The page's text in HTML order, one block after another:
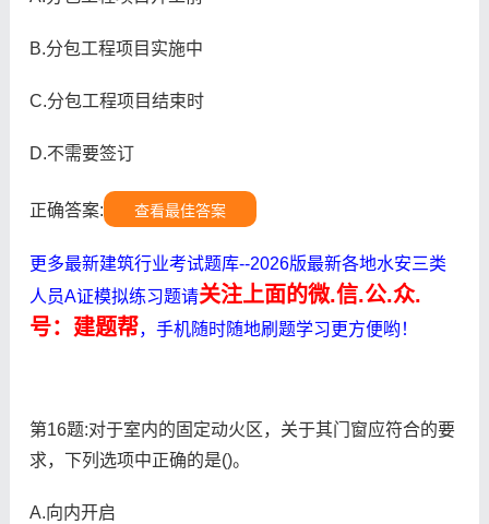
B.分包工程项目实施中
C.分包工程项目结束时
D.不需要签订
正确答案: 查看最佳答案
更多最新建筑行业考试题库--2026版最新各地水安三类
人员A证模拟练习题请关注上面的微.信.公.众.
号：建题帮，手机随时随地刷题学习更方便哟！
第16题:对于室内的固定动火区，关于其门窗应符合的要
求，下列选项中正确的是()。
A.向内开启